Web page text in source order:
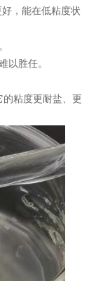
，能在低粘度状
以胜任。
的粘度更耐盐、更